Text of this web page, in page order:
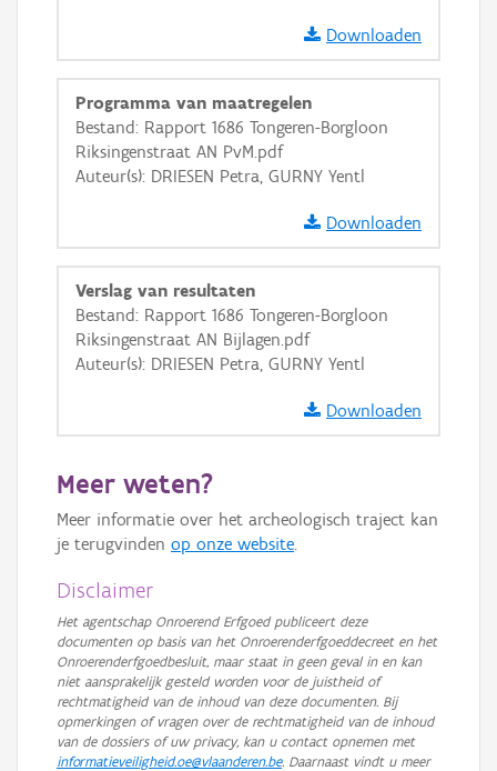
Basis Lagen
OSM-Basiskaart
GRB-Basiskaart
GRB-Basiskaart in grijswaarden
Downloaden
Programma van maatregelen
Bestand: Rapport 1686 Tongeren-Borgloon
Riksingenstraat AN PvM.pdf
Auteur(s): DRIESEN Petra, GURNY Yentl
Downloaden
Verslag van resultaten
Bestand: Rapport 1686 Tongeren-Borgloon
Riksingenstraat AN Bijlagen.pdf
Auteur(s): DRIESEN Petra, GURNY Yentl
Downloaden
Meer weten?
Meer informatie over het archeologisch traject kan
je terugvinden op onze website.
Disclaimer
Het agentschap Onroerend Erfgoed publiceert deze
documenten op basis van het Onroerenderfgoeddecreet en het
Onroerenderfgoedbesluit, maar staat in geen geval in en kan
niet aansprakelijk gesteld worden voor de juistheid of
rechtmatigheid van de inhoud van deze documenten. Bij
opmerkingen of vragen over de rechtmatigheid van de inhoud
van de dossiers of uw privacy, kan u contact opnemen met
informatieveiligheid.oe@vlaanderen.be. Daarnaast vindt u meer